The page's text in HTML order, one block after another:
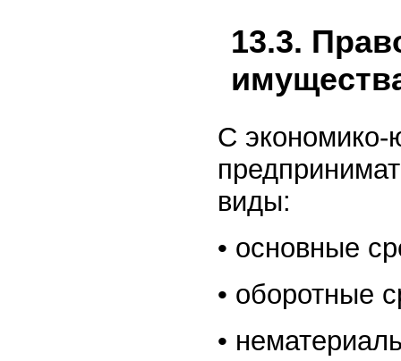
13.3.
С экономико-
виды:
• основные
• оборотные
•